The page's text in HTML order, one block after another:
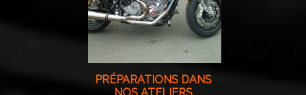
PRÉPARATIONS DANS